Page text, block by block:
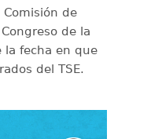
Comisión de
de la
la fecha en que
del TSE.